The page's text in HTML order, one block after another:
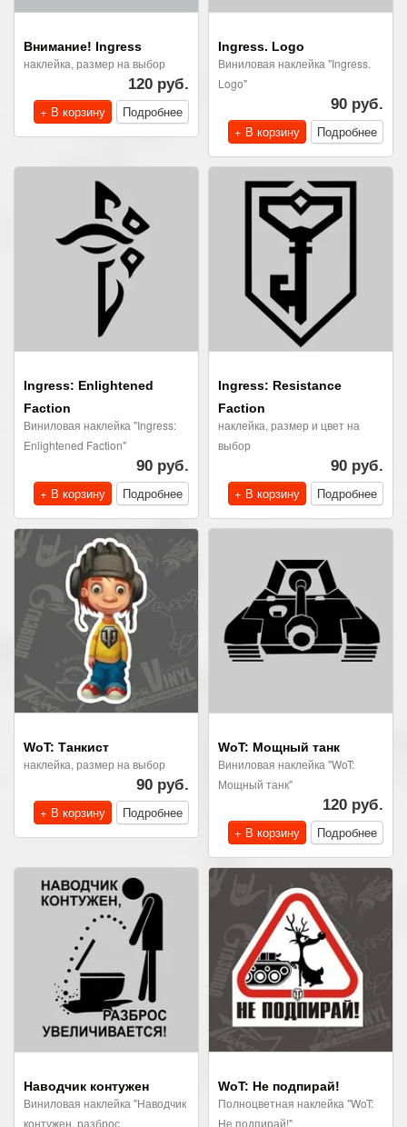
Внимание! Ingress
наклейка, размер на выбор
120 руб.
+ В корзину
Подробнее
Ingress. Logo
Виниловая наклейка "Ingress.
Logo"
90 руб.
+ В корзину
Подробнее
Ingress: Enlightened
Faction
Виниловая наклейка "Ingress:
Enlightened Faction"
90 руб.
+ В корзину
Подробнее
Ingress: Resistance
Faction
наклейка, размер и цвет на
выбор
90 руб.
+ В корзину
Подробнее
WoT: Танкист
наклейка, размер на выбор
90 руб.
+ В корзину
Подробнее
WoT: Мощный танк
Виниловая наклейка "WoT:
Мощный танк"
120 руб.
+ В корзину
Подробнее
Наводчик контужен
Виниловая наклейка "Наводчик
контужен, разброс
WoT: Не подпирай!
Полноцветная наклейка "WoT:
Не подпирай!"